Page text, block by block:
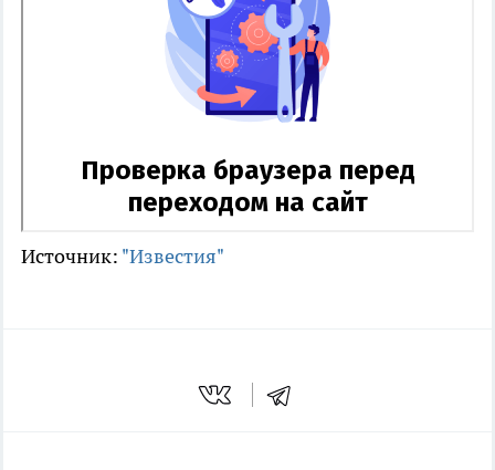
Источник: "Известия"